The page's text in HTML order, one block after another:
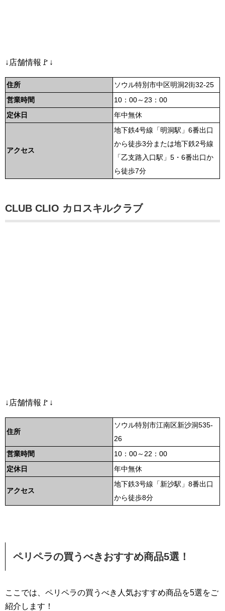
↓店舗情報🚩↓
住所
ソウル特別市中区明洞2街32-25
営業時間
10：00～23：00
定休日
年中無休
アクセス
地下鉄4号線「明洞駅」6番出口
から徒歩3分または地下鉄2号線
「乙支路入口駅」5・6番出口か
ら徒歩7分
CLUB CLIO カロスキルクラブ
↓店舗情報🚩↓
住所
ソウル特別市江南区新沙洞535-
26
営業時間
10：00～22：00
定休日
年中無休
アクセス
地下鉄3号線「新沙駅」8番出口
から徒歩8分
ペリペラの買うべきおすすめ商品5選！
ここでは、ペリペラの買うべき人気おすすめ商品を5選をご
紹介します！